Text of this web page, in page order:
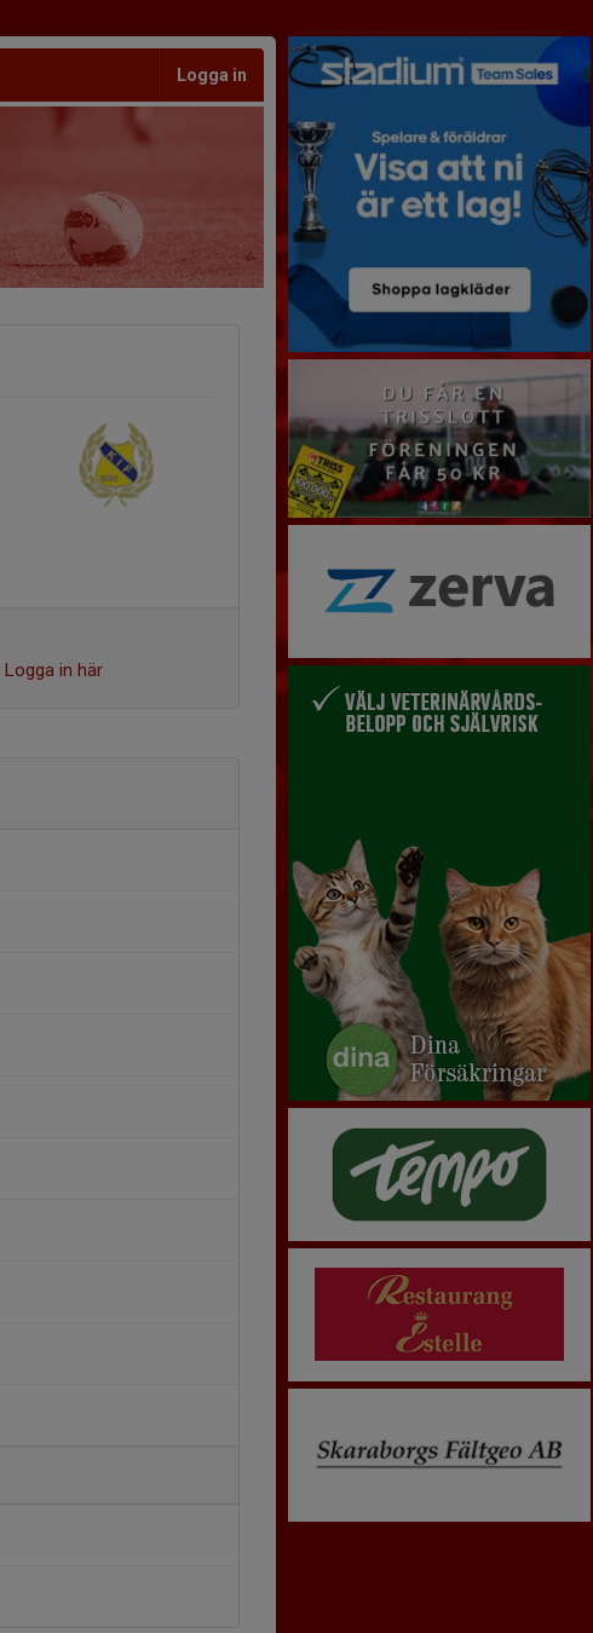
Logga in
Logga in här